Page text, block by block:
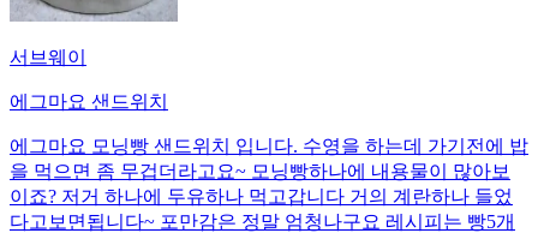
서브웨이
에그마요 샌드위치
에그마요 모닝빵 샌드위치 입니다. 수영을 하는데 가기전에 밥
을 먹으면 좀 무겁더라고요~ 모닝빵하나에 내용물이 많아보
이죠? 저거 하나에 두유하나 먹고갑니다 거의 계란하나 들었
다고보면됩니다~ 포만감은 정말 엄청나구요 레시피는 빵5개